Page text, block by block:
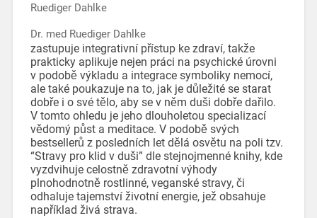
Ruediger Dahlke
Dr. med Ruediger Dahlke
zastupuje integrativní přístup ke zdraví, takže
prakticky aplikuje nejen práci na psychické úrovni
v podobě výkladu a integrace symboliky nemocí,
ale také poukazuje na to, jak je důležité se starat
dobře i o své tělo, aby se v něm duši dobře dařilo.
V tomto ohledu je jeho dlouholetou specializací
vědomý půst a meditace. V podobě svých
bestsellerů z posledních let dělá osvětu na poli tzv.
“Stravy pro klid v duši” dle stejnojmenné knihy, kde
vyzdvihuje celostně zdravotní výhody
plnohodnotně rostlinné, veganské stravy, či
odhaluje tajemství životní energie, jež obsahuje
například živá strava.